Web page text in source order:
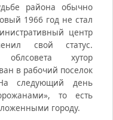
района обычно
1966 год не стал
центр
свой статус.
хутор
в рабочий поселок
следующий день
то есть
городу.